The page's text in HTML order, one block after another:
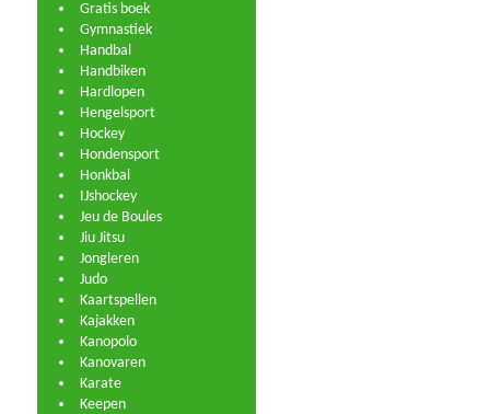
Gratis boek
Gymnastiek
Handbal
Handbiken
Hardlopen
Hengelsport
Hockey
Hondensport
Honkbal
IJshockey
Jeu de Boules
Jiu Jitsu
Jongleren
Judo
Kaartspellen
Kajakken
Kanopolo
Kanovaren
Karate
Keepen